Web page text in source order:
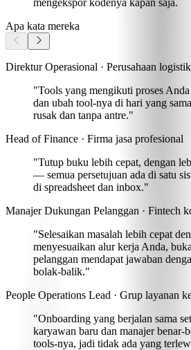
Apa kata mereka
Direktur Operasional · Perusahaan
"Tools yang mengikuti proses
dan ubah tool-nya di hari yang sama
rusak dan tanpa antre."
Head of Finance · Firma jasa profesional
"Tutup buku lebih cepat, dengan
— semua persetujuan ada di satu
di spreadsheet dan inbox."
Manajer Dukungan Pelanggan · Fintech
"Selesaikan masalah lebih cepat
menyesuaikan alur kerja Anda,
pelanggan mendapat jawaban
bolak-balik."
People Operations Lead · Grup layanan
"Onboarding yang berjalan sama
karyawan baru dan manajer benar-
tools-nya, jadi tidak ada yang